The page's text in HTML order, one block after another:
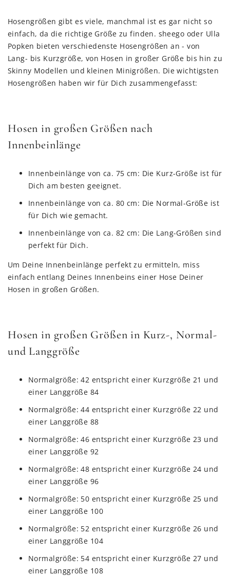
Hosengrößen gibt es viele, manchmal ist es gar nicht so
einfach, da die richtige Größe zu finden. sheego oder Ulla
Popken bieten verschiedenste Hosengrößen an - von
Lang- bis Kurzgröße, von Hosen in großer Größe bis hin zu
Skinny Modellen und kleinen Minigrößen. Die wichtigsten
Hosengrößen haben wir für Dich zusammengefasst:
Hosen in großen Größen nach
Innenbeinlänge
Innenbeinlänge von ca. 75 cm: Die Kurz-Größe ist für
Dich am besten geeignet.
Innenbeinlänge von ca. 80 cm: Die Normal-Größe ist
für Dich wie gemacht.
Innenbeinlänge von ca. 82 cm: Die Lang-Größen sind
perfekt für Dich.
Um Deine Innenbeinlänge perfekt zu ermitteln, miss
einfach entlang Deines Innenbeins einer Hose Deiner
Hosen in großen Größen.
Hosen in großen Größen in Kurz-, Normal-
und Langgröße
Normalgröße: 42 entspricht einer Kurzgröße 21 und
einer Langgröße 84
Normalgröße: 44 entspricht einer Kurzgröße 22 und
einer Langgröße 88
Normalgröße: 46 entspricht einer Kurzgröße 23 und
einer Langgröße 92
Normalgröße: 48 entspricht einer Kurzgröße 24 und
einer Langgröße 96
Normalgröße: 50 entspricht einer Kurzgröße 25 und
einer Langgröße 100
Normalgröße: 52 entspricht einer Kurzgröße 26 und
einer Langgröße 104
Normalgröße: 54 entspricht einer Kurzgröße 27 und
einer Langgröße 108